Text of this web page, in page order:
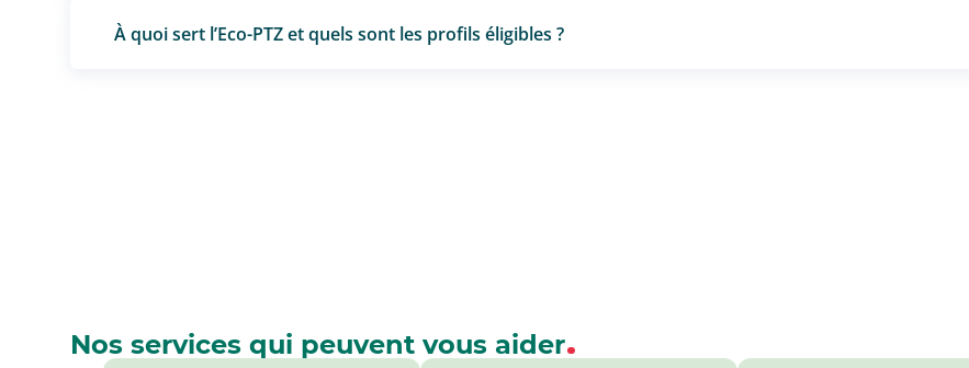
À quoi sert l’Eco-PTZ et quels sont les profils éligibles ?
Nos services qui peuvent vous aider